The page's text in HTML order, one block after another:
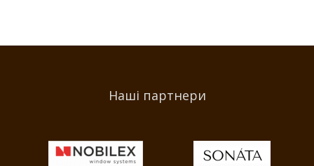
Наші партнери